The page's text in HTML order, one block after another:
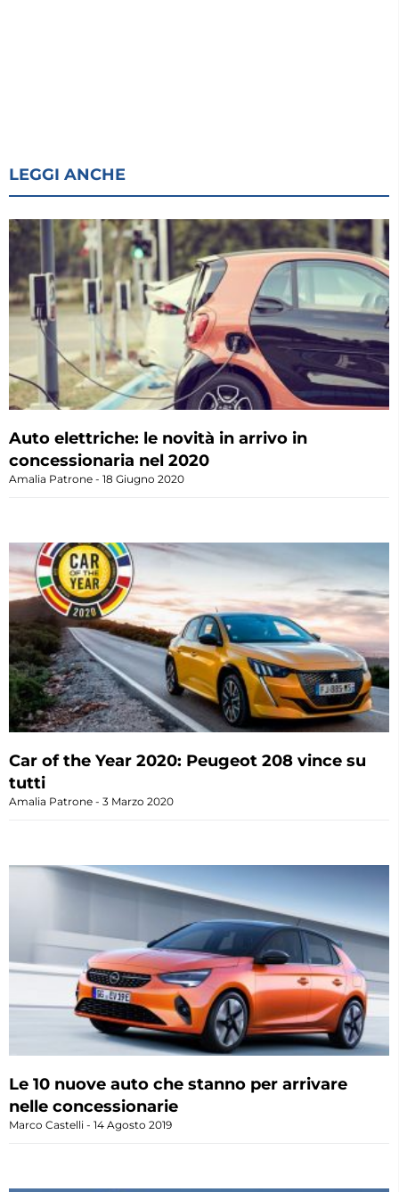
LEGGI ANCHE
Auto elettriche: le novità in arrivo in
concessionaria nel 2020
Amalia Patrone 18 Giugno 2020
Car of the Year 2020: Peugeot 208 vince su
tutti
Amalia Patrone 3 Marzo 2020
Le 10 nuove auto che stanno per arrivare
nelle concessionarie
Marco Castelli 14 Agosto 2019